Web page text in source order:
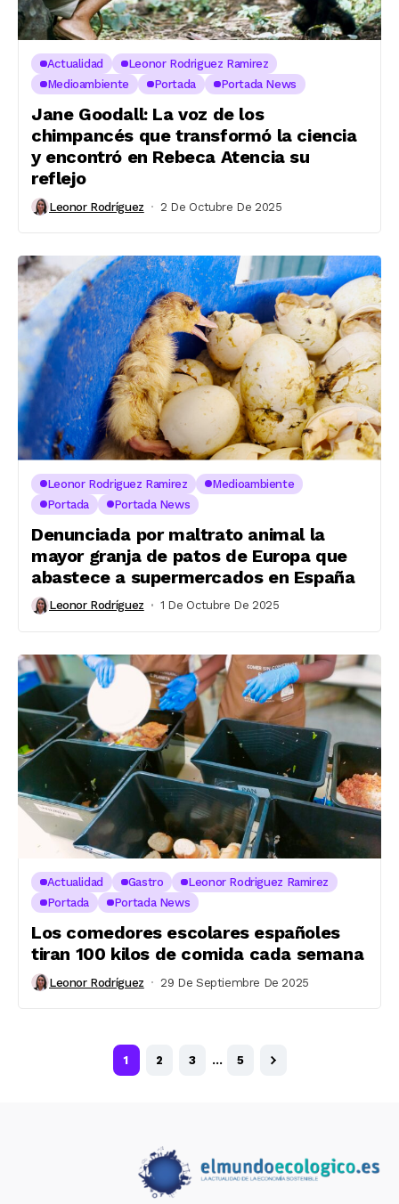
Actualidad
Leonor Rodriguez Ramirez
Medioambiente
Portada Portada News
Jane Goodall: La voz de los
chimpancés que transformó la ciencia
y encontró en Rebeca Atencia su
reflejo
Leonor Rodríguez 2 De Octubre De 2025
Leonor Rodriguez Ramirez
Medioambiente
Portada
Portada News
Denunciada por maltrato animal la
mayor granja de patos de Europa que
abastece a supermercados en España
Leonor Rodríguez 1 De Octubre De 2025
Actualidad Gastro
Leonor Rodriguez Ramirez
Portada
Portada News
Los comedores escolares españoles
tiran 100 kilos de comida cada semana
Leonor Rodríguez 29 De Septiembre De 2025
1 2 3 … 5